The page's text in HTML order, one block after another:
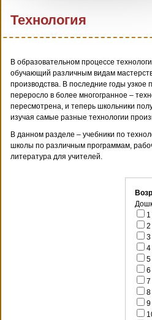
Технология
В образовательном процессе
обучающий различным видам
производства. В последние годы узкое
переросло в более многогранное –
пересмотрена, и теперь школьники
изучая самые разные технологии
В данном разделе – учебники по
школы по различным программам,
литература для учителей.
1
2
3
4
5
6
7
8
9